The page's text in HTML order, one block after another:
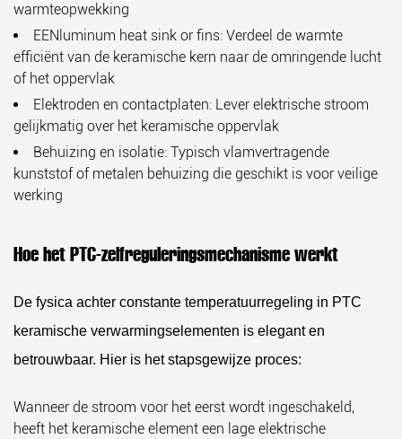
warmteopwekking
EENluminum heat sink or fins: Verdeel de warmte
efficiënt van de keramische kern naar de omringende lucht
of het oppervlak
Elektroden en contactplaten: Lever elektrische stroom
gelijkmatig over het keramische oppervlak
Behuizing en isolatie: Typisch vlamvertragende
kunststof of metalen behuizing die geschikt is voor veilige
werking
Hoe het PTC-zelfreguleringsmechanisme werkt
De fysica achter constante temperatuurregeling in PTC
keramische verwarmingselementen is elegant en
betrouwbaar. Hier is het stapsgewijze proces:
Wanneer de stroom voor het eerst wordt ingeschakeld,
heeft het keramische element een lage elektrische